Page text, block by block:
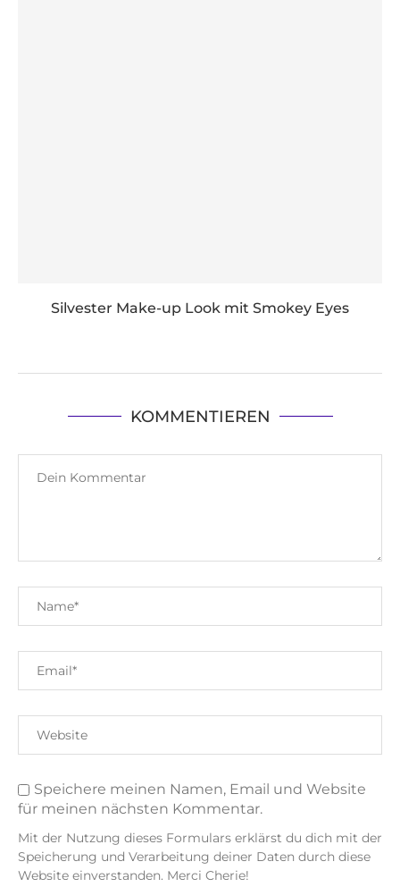
Silvester Make-up Look mit Smokey Eyes
KOMMENTIEREN
Speichere meinen Namen, Email und Website
für meinen nächsten Kommentar.
Mit der Nutzung dieses Formulars erklärst du dich mit der
Speicherung und Verarbeitung deiner Daten durch diese
Website einverstanden. Merci Cherie!